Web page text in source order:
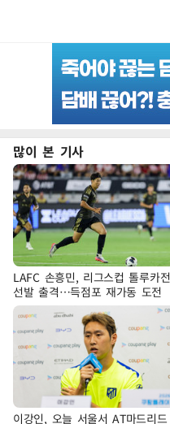
많이 본 기사
LAFC 손흥민, 리그스컵 톨루카전
선발 출격…득점포 재가동 도전
이강인, 오늘 서울서 AT마드리드